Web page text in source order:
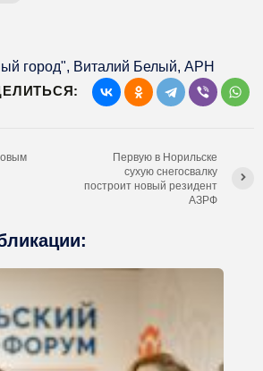
город", Виталий Белый, АРН
Первую в Норильске
сухую снегосвалку
построит новый резидент
АЗРФ